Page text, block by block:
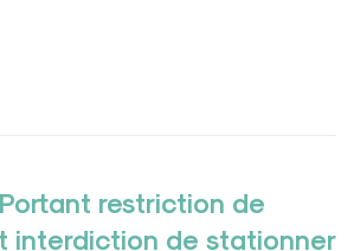
restriction de
interdiction de stationner